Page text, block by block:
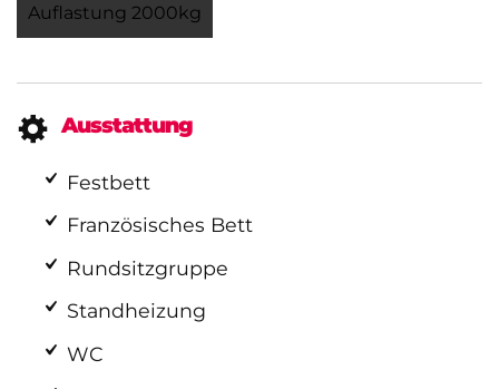
Auflastung 2000kg
Ausstattung
Festbett
Französisches Bett
Rundsitzgruppe
Standheizung
WC